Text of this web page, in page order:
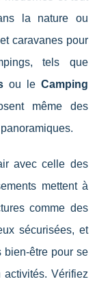
la nature ou
caravanes pour
tels que
ou le Camping
même des
avec celle des
mettent à
comme des
sécurisées, et
bien-être pour se
activités. Vérifiez